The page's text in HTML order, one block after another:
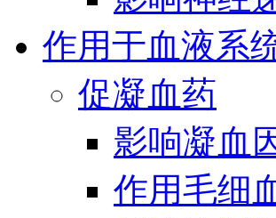
作用于血液系
促凝血药
影响凝血
作用毛细